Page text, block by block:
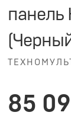
панель
85